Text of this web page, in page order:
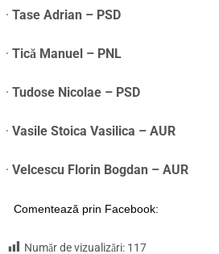
· Tase Adrian – PSD
· Tică Manuel – PNL
· Tudose Nicolae – PSD
· Vasile Stoica Vasilica – AUR
· Velcescu Florin Bogdan – AUR
Comentează prin Facebook:
Număr de vizualizări: 117